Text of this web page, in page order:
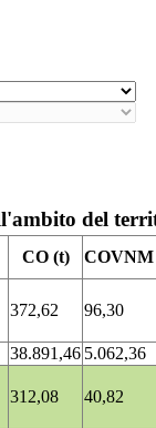
del
CO (t)
COVNM
372,62 96,30
38.891,46 5.062,36
312,08 40,82